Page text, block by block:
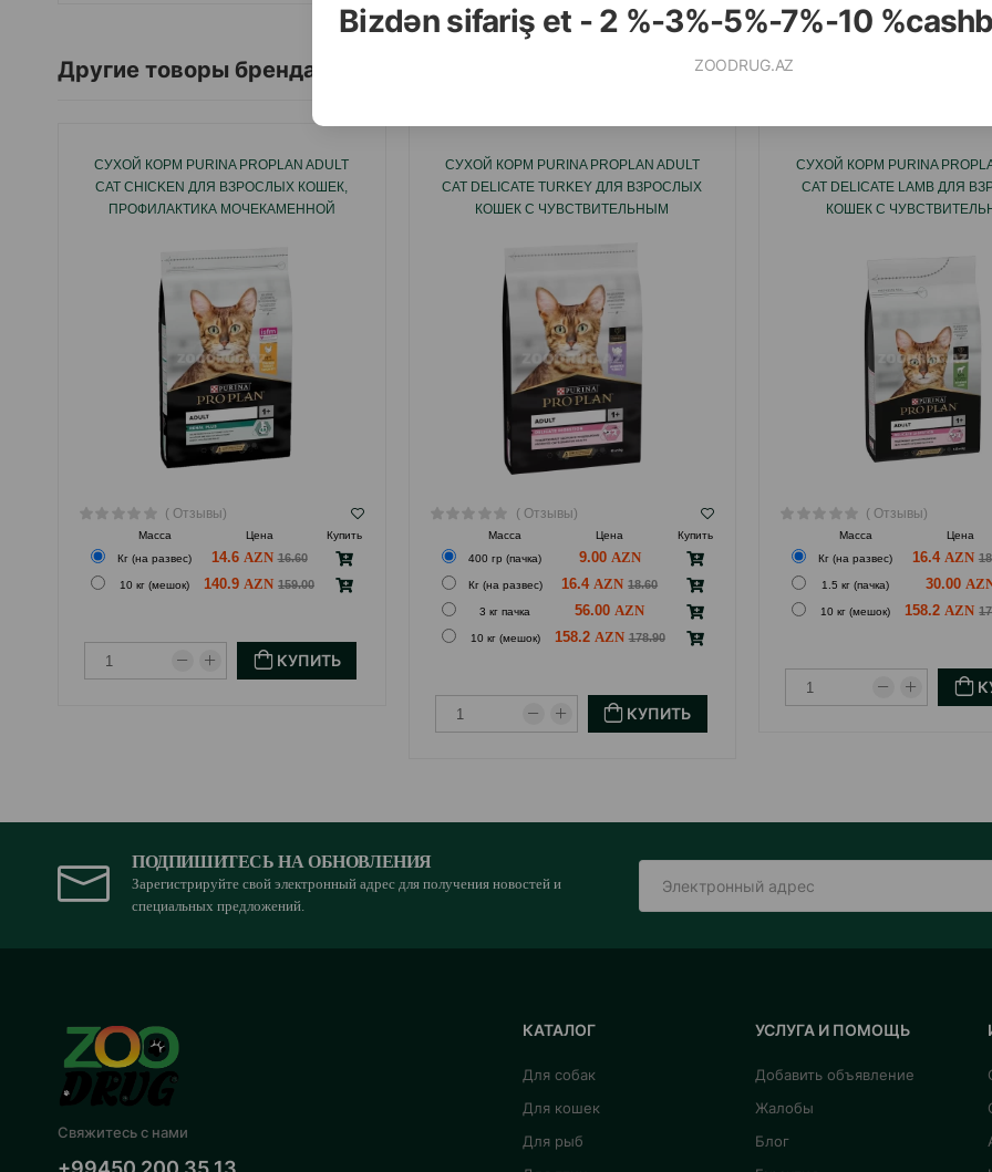
Bizdən sifariş et - 2 %-3%-5%-7%-10
ZOODRUG.AZ
Другие товоры бренда
СУХОЙ КОРМ PURINA PROPLAN ADULT
CAT CHICKEN ДЛЯ ВЗРОСЛЫХ КОШЕК,
ПРОФИЛАКТИКА МОЧЕКАМЕННОЙ
( Отзывы)
Масса Цена
Купить
Кг (на развес)
14.6 16.60
10 кг (мешок) 140.9 159.00
КУПИТЬ
СУХОЙ КОРМ PURINA PROPLAN ADULT
CAT DELICATE TURKEY ДЛЯ ВЗРОСЛЫХ
КОШЕК С ЧУВСТВИТЕЛЬНЫМ
#1889.
( Отзывы)
Масса Цена
Купить
400 гр (пачка)
9.00
Кг (на развес) 16.4 18.60
3 кг пачка 56.00
10 кг (мешок) 158.2 178.90
КУПИТЬ
СУХОЙ КОРМ PURINA
CAT DELICATE LAMB ДЛЯ
КОШЕК С
( Отзывы)
Масса Цена
Кг (на развес)
16.4
1.5 кг (пачка) 30.00
10 кг (мешок) 158.2
ПОДПИШИТЕСЬ НА ОБНОВЛЕНИЯ
Зарегистрируйте свой электронный адрес для получения новостей и
специальных предложений.
Свяжитесь с нами
КАТАЛОГ
Для собак
Для кошек
Для рыб
УСЛУГА И ПОМОЩЬ
Добавить объявление
Жалобы
Блог